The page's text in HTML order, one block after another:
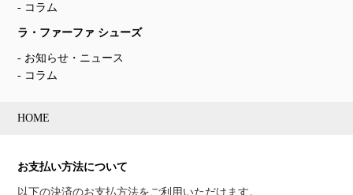
コラム
ラ・ファーファ シューズ
お知らせ・ニュース
コラム
HOME
お支払い方法について
以下の決済のお支払方法をご利用いただけます。